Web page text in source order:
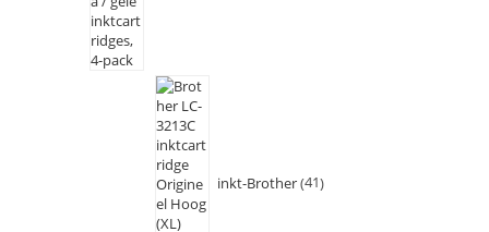
inkt-Brother 41